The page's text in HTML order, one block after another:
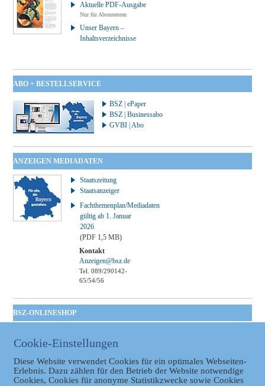
Aktuelle PDF-Ausgabe
Nur für Abonnenten
Unser Bayern –
Inhaltsverzeichnisse
ABO + BESTELLSERVICE
BSZ | ePaper
BSZ | Businessabo
GVBI | Abo
ANZEIGEN MEDIADATEN
Staatszeitung
Staatsanzeiger
Fachthemenplan/Mediadaten
gültig ab 1. Januar
2026
(PDF 1,5 MB)
Kontakt
Anzeigen@bsz.de
Tel. 089/290142-
65/54/56
BSZ-ONLINESHOP
Taschenbuch
Cookie-Einstellungen
Diese Website verwendet Cookies für ein optimales Webseiten-
Erlebnis. Dazu zählen für den Betrieb der Website notwendige
Cookies, Cookies für anonyme Statistikzwecke sowie Cookies